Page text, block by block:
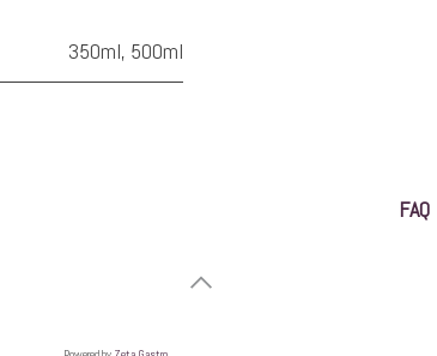
350ml, 500ml
FAQ